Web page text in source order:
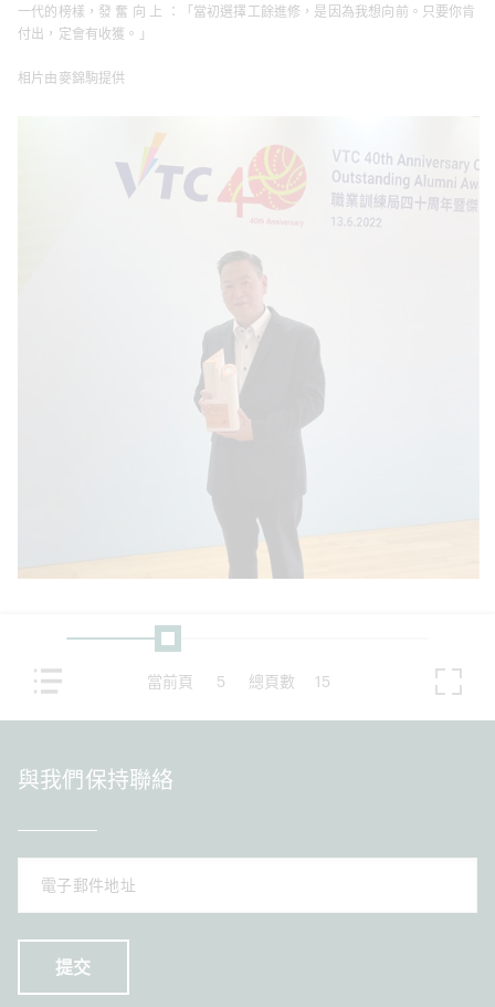
一代的榜樣，發 奮 向 上 ：「當初選擇工餘進修，是因為我想向前。只要你肯
付出，定會有收獲。」
相片由麥錦駒提供
當前頁 5 總頁數 15
與我們保持聯絡